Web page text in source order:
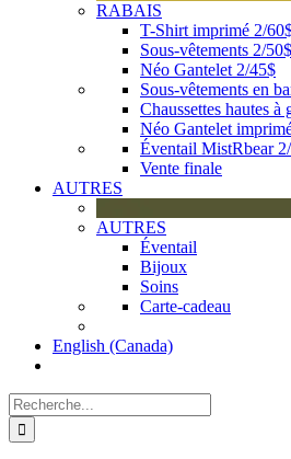
RABAIS
T-Shirt imprimé 2/
Sous-vêtements 2/50$
Néo Gantelet 2/45$
Sous-vêtements en
Chaussettes hautes à
Néo Gantelet
Éventail MistRbear
Vente finale
AUTRES
AUTRES
Éventail
Bijoux
Soins
Carte-cadeau
English (Canada)
Recherche
de
: